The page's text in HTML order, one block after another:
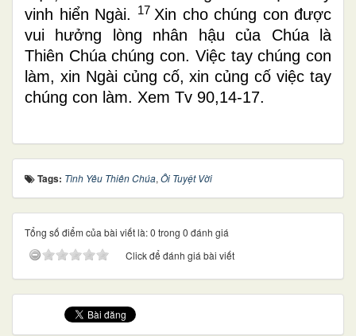
vinh hiển Ngài.
17 Xin cho chúng con được
vui hưởng lòng nhân hậu của Chúa là
Thiên Chúa chúng con. Việc tay chúng con
làm, xin Ngài củng cố, xin củng cố việc tay
chúng con làm. Xem Tv 90,14-17.
Tags: Tình Yêu Thiên Chúa, Ôi Tuyệt Vời
Tổng số điểm của bài viết là: 0 trong 0 đánh giá
Click để đánh giá bài viết